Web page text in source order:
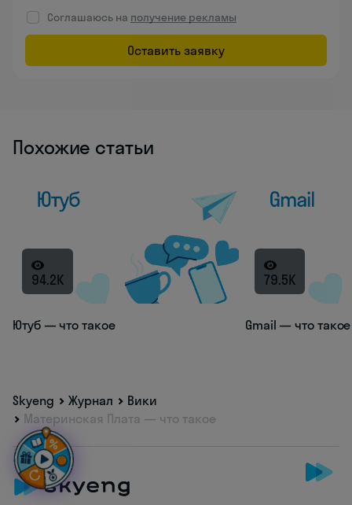
Соглашаюсь на получение рекламы
Оставить заявку
Похожие статьи
94.2K
Ютуб — что такое
79.5K
Gmail — что такое
Skyeng Журнал
Вики
Материнская Плата — что такое